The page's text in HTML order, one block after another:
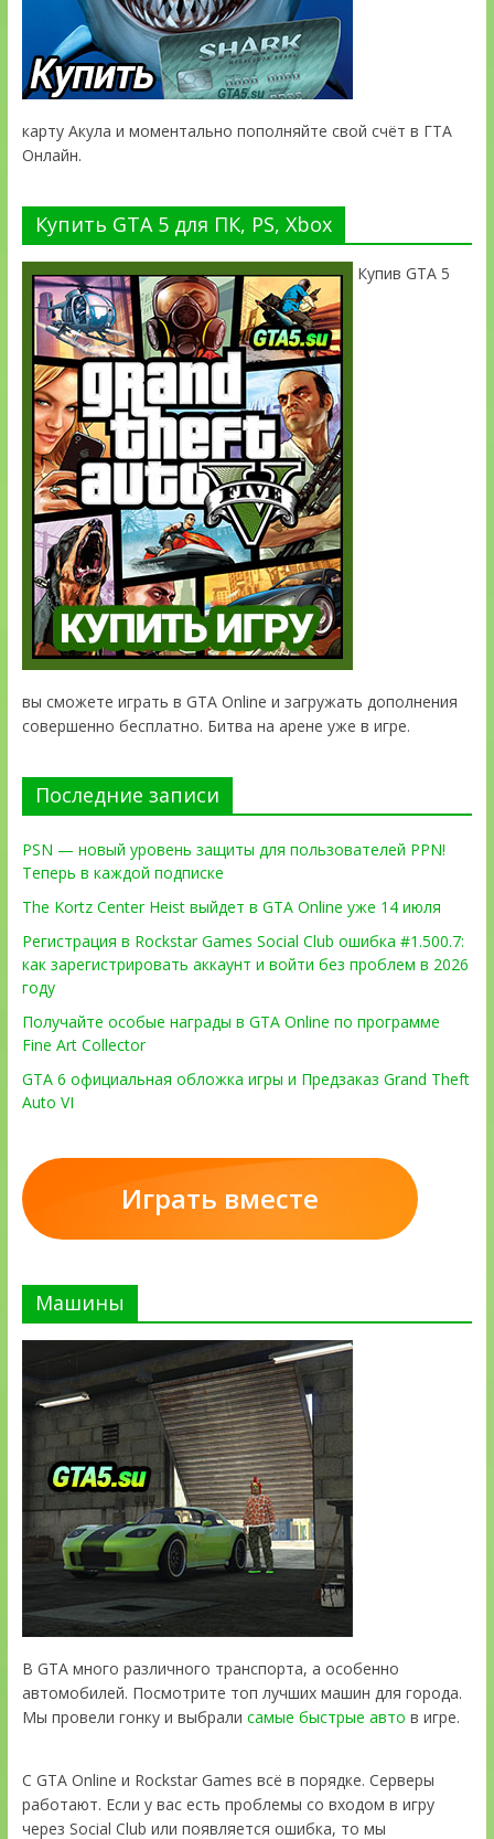
карту Акула и моментально пополняйте свой счёт в ГТА
Онлайн.
Купить GTA 5 для ПК, PS, Xbox
Купив GTA 5
вы сможете играть в GTA Online и загружать дополнения
совершенно бесплатно. Битва на арене уже в игре.
Последние записи
PSN — новый уровень защиты для пользователей PPN!
Теперь в каждой подписке
The Kortz Center Heist выйдет в GTA Online уже 14 июля
Регистрация в Rockstar Games Social Club ошибка #1.500.7:
как зарегистрировать аккаунт и войти без проблем в 2026
году
Получайте особые награды в GTA Online по программе
Fine Art Collector
GTA 6 официальная обложка игры и Предзаказ Grand Theft
Auto VI
Играть вместе
Машины
В GTA много различного транспорта, а особенно
автомобилей. Посмотрите топ лучших машин для города.
Мы провели гонку и выбрали самые быстрые авто в игре.
С GTA Online и Rockstar Games всё в порядке. Серверы
работают. Если у вас есть проблемы со входом в игру
через Social Club или появляется ошибка, то мы